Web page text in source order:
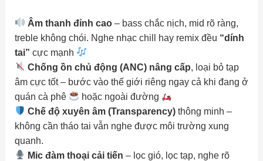
Âm thanh đỉnh cao– bass chắc nịch, mid rõ ràng,
treble không chói. Nghe nhạc chill hay remix đều “dính
tai” cực mạnh
Chống ồn chủ động (ANC) nâng cấp, loại bỏ tạp
âm cực tốt – bước vào thế giới riêng ngay cả khi đang ở
quán cà phê
hoặc ngoài đường
Chế độ xuyên âm (Transparency)thông minh –
không cần tháo tai vẫn nghe được môi trường xung
quanh.
Mic đàm thoại cải tiến – lọc gió, lọc tạp, nghe rõ